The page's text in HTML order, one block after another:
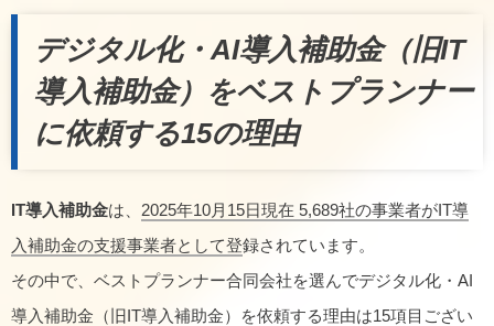
デジタル化・AI導入補助金（旧IT
導入補助金）をベストプランナー
に依頼する15の理由
IT導入補助金は、 2025年10月15日現在 5,689社の事業者がIT導
入補助金の支援事業者として登録されています。
その中で、ベストプランナー合同会社を選んでデジタル化・AI
導入補助金（旧IT導入補助金）を依頼する理由は15項目ござい